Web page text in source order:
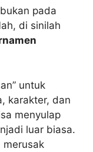
pada
di sinilah
untuk
karakter, dan
menyulap
luar biasa.
merusak